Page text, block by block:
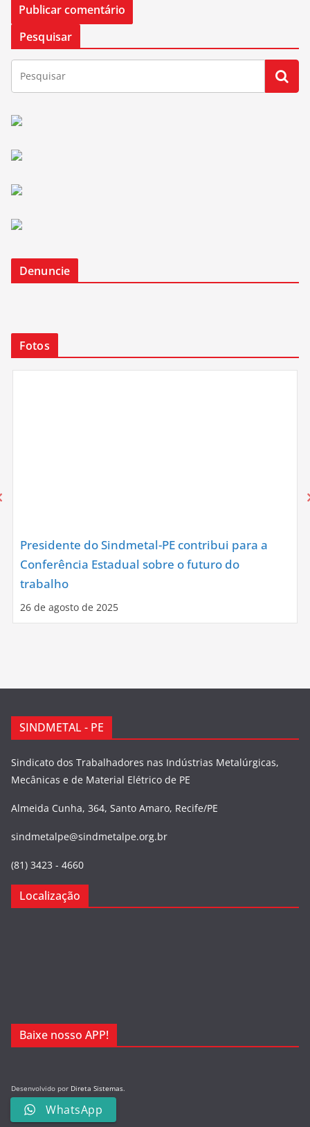
Pesquisar
Denuncie
Fotos
Presidente do Sindmetal-PE contribui para a
Conferência Estadual sobre o futuro do
trabalho
26 de agosto de 2025
SINDMETAL - PE
Sindicato dos Trabalhadores nas Indústrias Metalúrgicas,
Mecânicas e de Material Elétrico de PE
Almeida Cunha, 364, Santo Amaro, Recife/PE
sindmetalpe@sindmetalpe.org.br
(81) 3423 - 4660
Localização
Baixe nosso APP!
Desenvolvido por Direta Sistemas.
Designed by FreepikWhatsApp